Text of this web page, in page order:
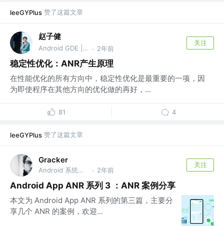
leeGYPlus 赞了这篇文章
赵子健
Android GDE | 🏆 掘金签约作者 · 2年前
关注
稳定性优化：ANR产生原理
在性能优化的所有方向中，稳定性优化是最重要的一项，因
为即使程序在其他方向的优化做的再好，...
81 4
leeGYPlus 赞了这篇文章
Gracker
Android 系统工程师 @Pied Piper · 2年前
关注
Android App ANR 系列 3 ：ANR 案例分享
本文为 Android App ANR 系列的第三篇，主要分
享几个 ANR 的案例，欢迎...